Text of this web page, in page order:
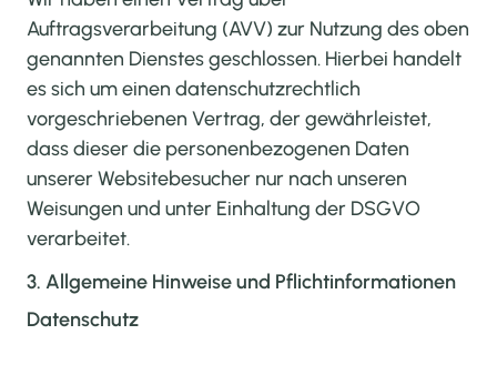
Auftragsverarbeitung (AVV) zur Nutzung des oben
genannten Dienstes geschlossen. Hierbei handelt
es sich um einen datenschutzrechtlich
vorgeschriebenen Vertrag, der gewährleistet,
dass dieser die personenbezogenen Daten
unserer Websitebesucher nur nach unseren
Weisungen und unter Einhaltung der DSGVO
verarbeitet.
3. Allgemeine Hinweise und Pflicht­informationen
Datenschutz